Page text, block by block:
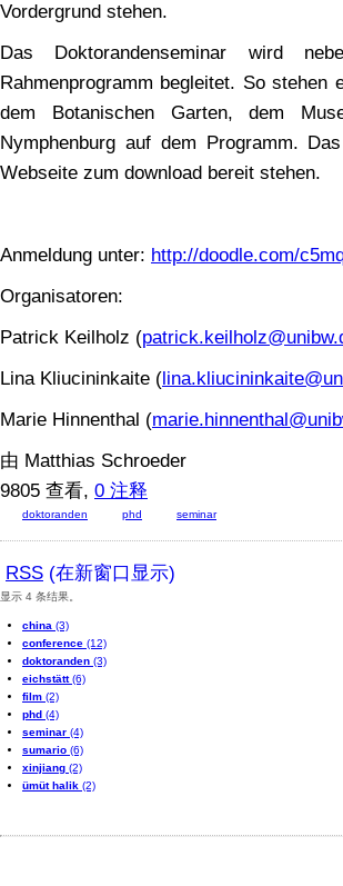
Vordergrund stehen.
Das Doktorandenseminar wird
Rahmenprogramm begleitet. So
dem Botanischen Garten, dem
Nymphenburg auf dem Programm.
Webseite zum download bereit stehen.
Anmeldung unter: http://doodle.com/
Organisatoren:
Patrick Keilholz (
Lina Kliucininkaite (
Marie Hinnenthal (
由 Matthias Schroeder
9805 查看, 0 注释
doktoranden phd seminar
RSS (在新窗口显示)
显示 4 条结果。
china (3)
conference (12)
doktoranden (3)
eichstätt(6)
film (2)
phd (4)
seminar (4)
sumario (6)
xinjiang (2)
ümüt halik (2)